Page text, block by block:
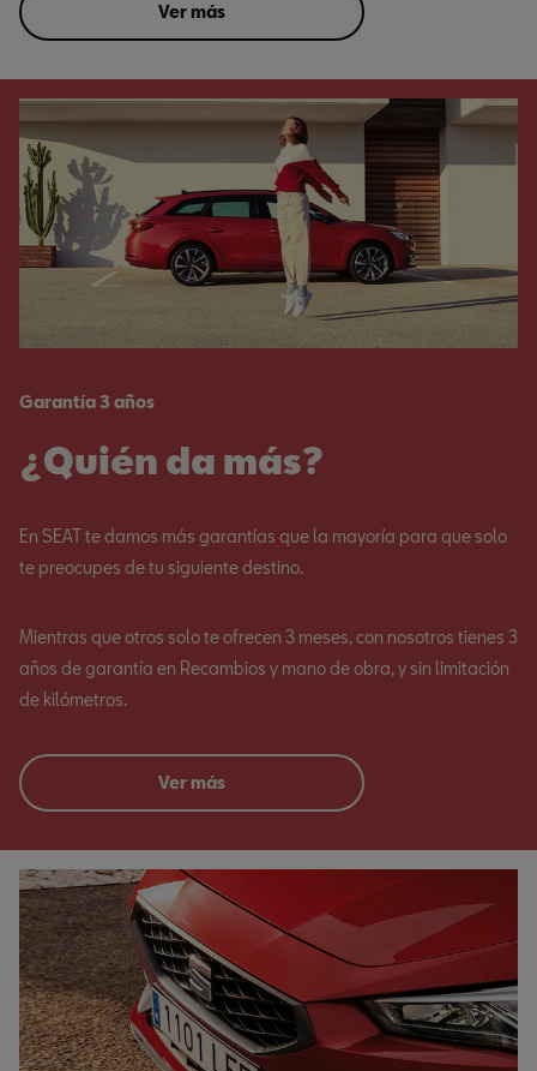
Ver más
Garantía 3 años
¿Quién da más?
En SEAT te damos más garantías que la mayoría para que solo
te preocupes de tu siguiente destino.
Mientras que otros solo te ofrecen 3 meses, con nosotros tienes 3
años de garantía en Recambios y mano de obra, y sin limitación
de kilómetros.
Ver más